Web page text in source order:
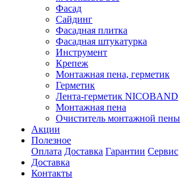
Фасад
Сайдинг
Фасадная плитка
Фасадная штукатурка
Инструмент
Крепеж
Монтажная пена, герметик
Герметик
Лента-герметик NICOBAND
Монтажная пена
Очиститель монтажной пены
Акции
Полезное
Оплата Доставка Гарантии Сервис
Доставка
Контакты